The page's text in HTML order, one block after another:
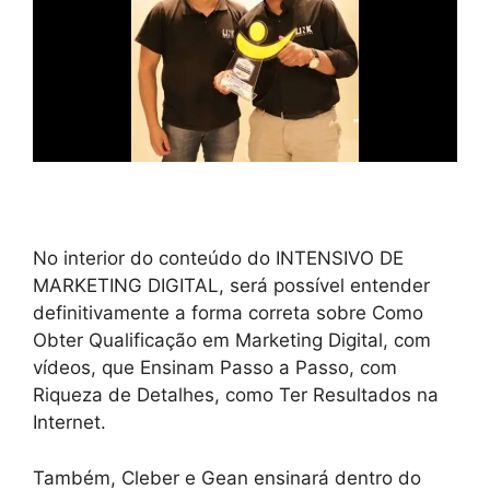
No interior do conteúdo do INTENSIVO DE
MARKETING DIGITAL, será possível entender
definitivamente a forma correta sobre Como
Obter Qualificação em Marketing Digital, com
vídeos, que Ensinam Passo a Passo, com
Riqueza de Detalhes, como Ter Resultados na
Internet.
Também, Cleber e Gean ensinará dentro do